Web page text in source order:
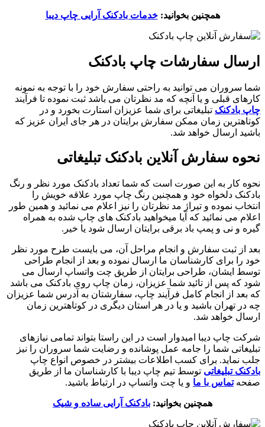
همچنین بخوانید:خدمات بادکنک آرایی چاپ دیبا
ارسال سفارشات چاپ بادکنک
شما سروران می توانید به راحتی سفارش خود را با توجه به نمونه
کارهای قبلی و یا آنچه که مد نظرتان می باشد ثبت نموده تا فرآیند
چاپ بادکنک تبلیغاتی برای شما عزیزان استارت بخورد و در
کوتاهترین زمان ممکن سفارش برایتان در هر جای ایران عزیز که
باشید ارسال خواهد شد.
نحوه سفارش آنلاین بادکنک تبلیغاتی
نحوه کار به این صورت است که شما تعداد بادکنک مورد نظر و رنگ
بادکنک دلخواه خود و همچنین رنگ چاپ مورد علاقه خویش را
انتخاب نموده و تیراژ مد نظرتان را نیز اعلام می نمائید و همین طور
اعلام می نمائید که آیا میخواهید بادکنک های چاپ شده به همراه
گیره و نی و پمپ باد برقی برایتان ارسال شود یا خیر.
بعد از ثبت سفارش و انجام مراحل آن، می بایست طرح مورد نظر
خود را برای کارشناسان ما ارسال نموده و بعد از انجام طراحی
توسط ایشان، طراحی برایتان از طریق چت واتساپ ارسال می
شود که پس از تائید شما عزیزان، زمان چاپ روی بادکنک می باشد
که بعد از انجام کامل فرآیند چاپ، سفارشتان به آدرس شما عزیزان
چه در تهران باشید و یا در هر استان دیگری در کوتاهترین زمان
ارسال خواهد شد.
شرکت چاپ دیبا امیدوار است در این راستا بتواند تمامی نیازهای
تبلیغاتی شما را جامه عمل پوشانده و رضایت شما سروران را نیز
جلب نماید. برای کسب اطلاعات بیشتر در خصوص انواع چاپ
بادکنک تبلیغاتی توسط تیم چاپ دیبا با کارشناسان ما از طریق
صفحهتماس با ما و یا چت واتساپ در ارتباط باشید.
همچنین بخوانید: بادکنک آرایی ساده و شیک